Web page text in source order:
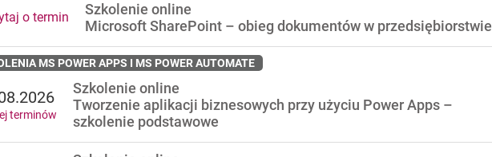
Szkolenie online
Microsoft SharePoint – obieg dokumentów w przedsiębiorstwie
o termin
MS POWER APPS I MS POWER AUTOMATE
Szkolenie online
Tworzenie aplikacji biznesowych przy użyciu Power Apps –
szkolenie podstawowe
terminów